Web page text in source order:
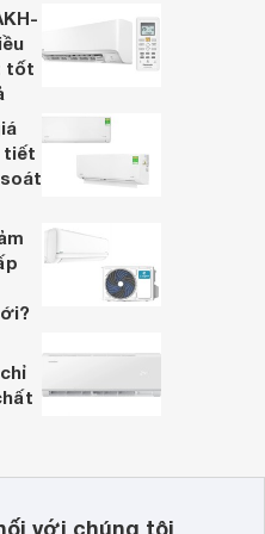
tốt
tiết
với chúng tôi